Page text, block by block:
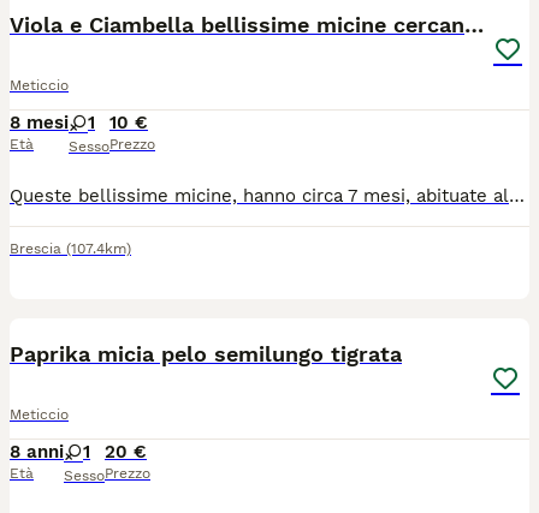
Viola e Ciambella bellissime micine cercano casa!
Meticcio
8 mesi
Età
1
Sesso
10 €
Prezzo
Queste bellissime micine, hanno circa 7 mesi, abituate alla cassettina, sono buonissime, coccolone e giocherellone. Sono molto più belle dal vivo che in foto! Si affidano con obbligo di firma modulo affido e previo colloquio, entrambe già sterilizzate, cercano la loro famiglia per la vita!
Brescia (107.4km)
Paprika micia pelo semilungo tigrata
Meticcio
8 anni
Età
1
Sesso
20 €
Prezzo